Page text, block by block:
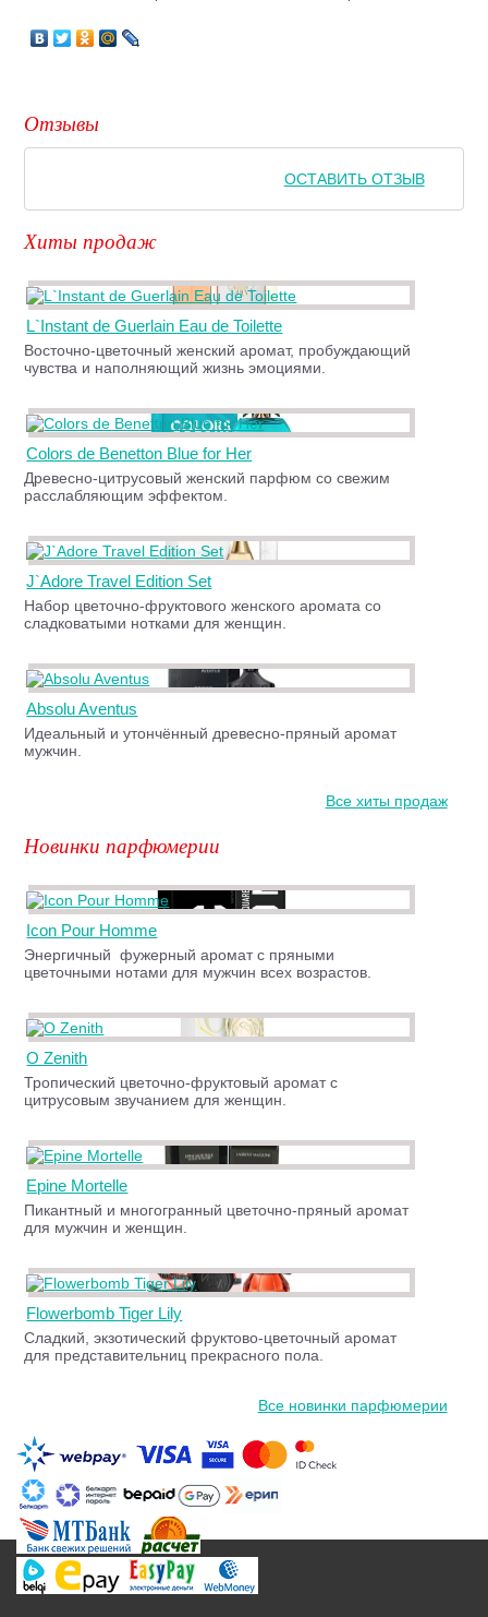
Отзывы
ОСТАВИТЬ ОТЗЫВ
Хиты продаж
L`Instant de Guerlain Eau de Toilette
Восточно-цветочный женский аромат, пробуждающий
чувства и наполняющий жизнь эмоциями.
Colors de Benetton Blue for Her
Древесно-цитрусовый женский парфюм со свежим
расслабляющим эффектом.
J`Adore Travel Edition Set
Набор цветочно-фруктового женского аромата со
сладковатыми нотками для женщин.
Absolu Aventus
Идеальный и утончённый древесно-пряный аромат
мужчин.
Все хиты продаж
Новинки парфюмерии
Icon Pour Homme
Энергичный фужерный аромат с пряными
цветочными нотами для мужчин всех возрастов.
O Zenith
Тропический цветочно-фруктовый аромат с
цитрусовым звучанием для женщин.
Epine Mortelle
Пикантный и многогранный цветочно-пряный аромат
для мужчин и женщин.
Flowerbomb Tiger Lily
Сладкий, экзотический фруктово-цветочный аромат
для представительниц прекрасного пола.
Все новинки парфюмерии